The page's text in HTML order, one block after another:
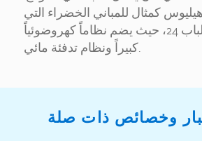
كمثال للمباني الخضراء التي
تتجاوز معايير الباب 24، حيث يضم نظاماً كهروضوئياً
كبيراً ونظام تدفئة مائي.
وخصائص ذات صلة